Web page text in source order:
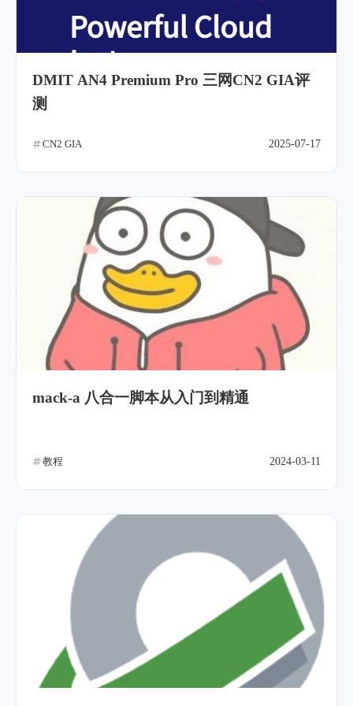
DMIT AN4 Premium Pro 三网CN2 GIA评
测
CN2 GIA 2025-07-17
mack-a 八合一脚本从入门到精通
教程 2024-03-11